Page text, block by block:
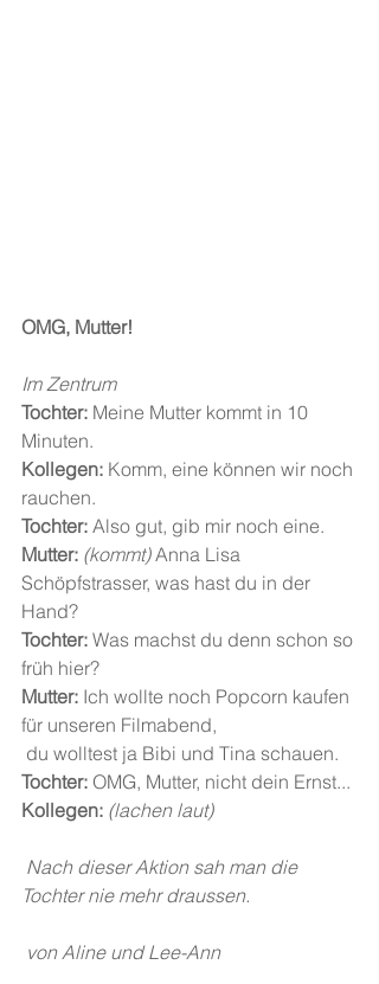
OMG, Mutter!
Im Zentrum
Tochter: Meine Mutter kommt in 10
Minuten.
Kollegen: Komm, eine können wir noch
rauchen.
Tochter: Also gut, gib mir noch eine.
Mutter: (kommt) Anna Lisa
Schöpfstrasser, was hast du in der
Hand?
Tochter: Was machst du denn schon so
früh hier?
Mutter: Ich wollte noch Popcorn kaufen
für unseren Filmabend,
du wolltest ja Bibi und Tina schauen.
Tochter: OMG, Mutter, nicht dein Ernst...
Kollegen: (lachen laut)
Nach dieser Aktion sah man die
Tochter nie mehr draussen.
von Aline und Lee-Ann